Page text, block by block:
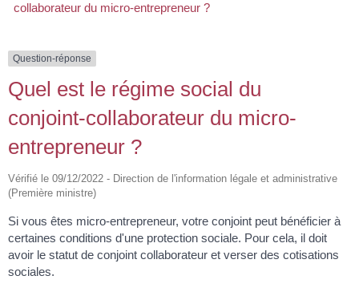
collaborateur du micro-entrepreneur ?
Question-réponse
Quel est le régime social du
conjoint-collaborateur du micro-
entrepreneur ?
Vérifié le 09/12/2022 - Direction de l'information légale et administrative
(Première ministre)
Si vous êtes micro-entrepreneur, votre conjoint peut bénéficier à
certaines conditions d'une protection sociale. Pour cela, il doit
avoir le statut de conjoint collaborateur et verser des cotisations
sociales.